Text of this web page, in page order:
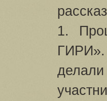
1.
ГИРИ».